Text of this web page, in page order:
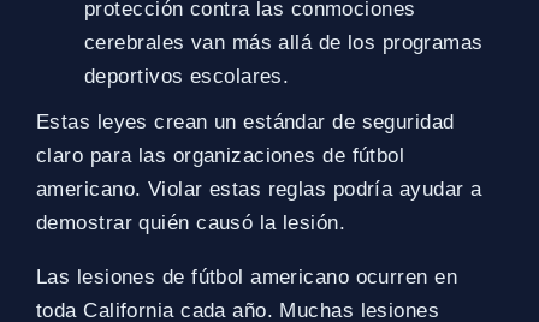
protección contra las conmociones
cerebrales van más allá de los programas
deportivos escolares.
Estas leyes crean un estándar de seguridad
claro para las organizaciones de fútbol
americano. Violar estas reglas podría ayudar a
demostrar quién causó la lesión.
Las lesiones de fútbol americano ocurren en
toda California cada año. Muchas lesiones